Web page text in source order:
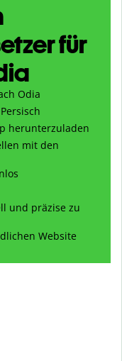
für
Odia
herunterzuladen
mit den
und präzise zu
Website